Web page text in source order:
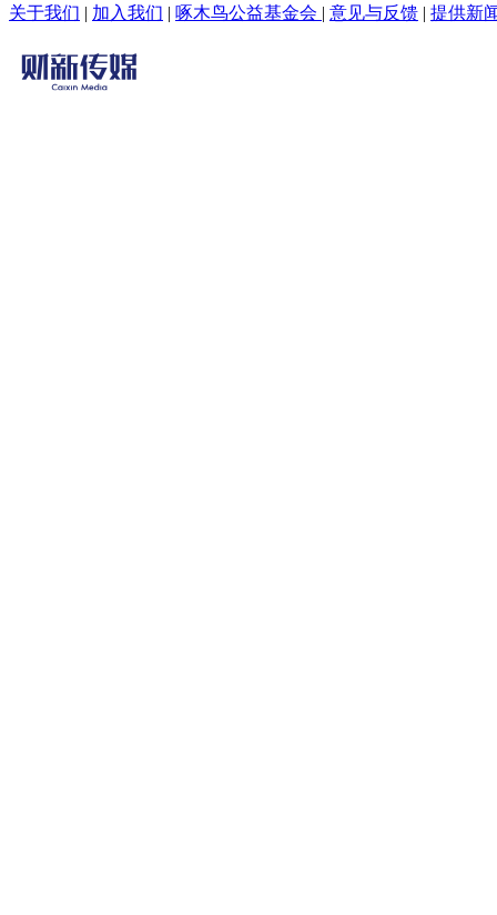
关于我们 | 加入我们 | 啄木鸟公益基金会 | 意见与反馈 | 提供新